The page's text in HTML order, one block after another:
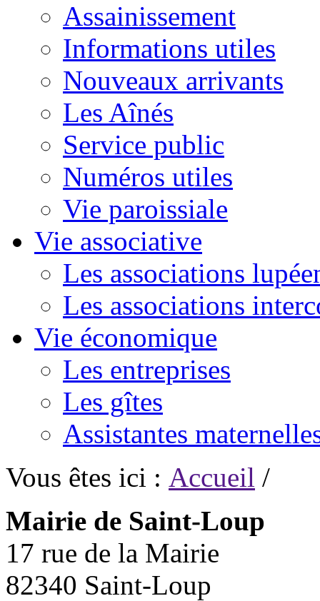
Assainissement
Informations utiles
Nouveaux arrivants
Les Aînés
Service public
Numéros utiles
Vie paroissiale
Vie associative
Les associations
Les associations
Vie économique
Les entreprises
Les gîtes
Assistantes
Vous êtes ici : Accueil /
Mairie de Saint-Loup
17 rue de la Mairie
82340 Saint-Loup